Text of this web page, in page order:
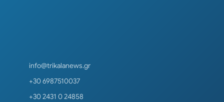
info@trikalanews.gr
+30 6987510037
+30 2431 0 24858